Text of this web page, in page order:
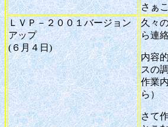
さぁ
ＬＶＰ－２００１バージョン
アップ
(６月４日)
久々
ら連
内容
スの
作業
ら）
さて